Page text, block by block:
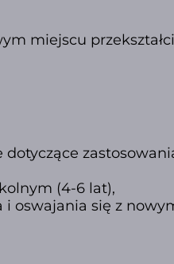
miejscu
(4-6 lat),
i oswajania się z